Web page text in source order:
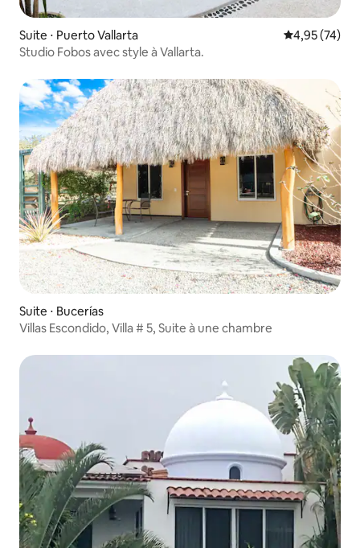
Suite ⋅ Puerto Vallarta Évaluation
4,95 (74)
Studio Fobos avec style à Vallarta.
Suite ⋅ Bucerías
Villas Escondido, Villa # 5, Suite à une chambre